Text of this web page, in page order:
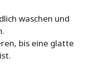
waschen und
bis eine glatte